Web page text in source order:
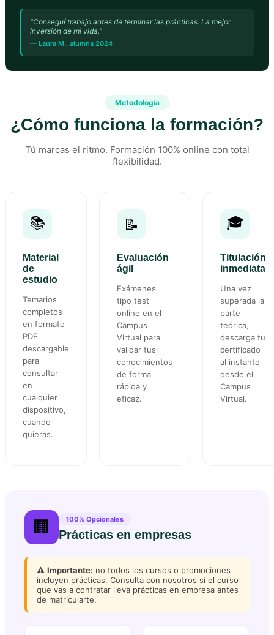
"Conseguí trabajo antes de terminar las prácticas. La mejor
inversión de mi vida."
— Laura M., alumna 2024
Metodología
¿Cómo funciona la formación?
Tú marcas el ritmo. Formación 100% online con total
flexibilidad.
📚
Material
de
estudio
Temarios
completos
en formato
PDF
descargable
para
consultar
en
cualquier
dispositivo,
cuando
quieras.
📝
Evaluación
ágil
Exámenes
tipo test
online en el
Campus
Virtual para
validar tus
conocimientos
de forma
rápida y
eficaz.
🎓
Titulación
inmediata
Una vez
superada la
parte
teórica,
descarga tu
certificado
al instante
desde el
Campus
Virtual.
🏢 100% Opcionales
Prácticas en empresas
⚠️ Importante: no todos los cursos o promociones
incluyen prácticas. Consulta con nosotros si el curso
que vas a contratar lleva prácticas en empresa antes
de matricularte.